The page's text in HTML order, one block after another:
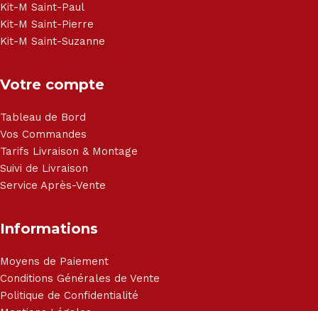
Kit-M Saint-Paul
Kit-M Saint-Pierre
Kit-M Saint-Suzanne
Votre compte
Tableau de Bord
Vos Commandes
Tarifs Livraison & Montage
Suivi de Livraison
Service Après-Vente
Informations
Moyens de Paiement
Conditions Générales de Vente
Politique de Confidentialité